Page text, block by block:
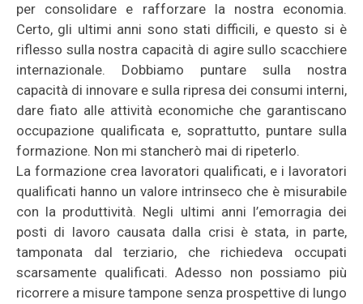
per consolidare e rafforzare la nostra economia.
Certo, gli ultimi anni sono stati difficili, e questo si è
riflesso sulla nostra capacità di agire sullo scacchiere
internazionale. Dobbiamo puntare sulla nostra
capacità di innovare e sulla ripresa dei consumi interni,
dare fiato alle attività economiche che garantiscano
occupazione qualificata e, soprattutto, puntare sulla
formazione. Non mi stancherò mai di ripeterlo.
La formazione crea lavoratori qualificati, e i lavoratori
qualificati hanno un valore intrinseco che è misurabile
con la produttività. Negli ultimi anni l’emorragia dei
posti di lavoro causata dalla crisi è stata, in parte,
tamponata dal terziario, che richiedeva occupati
scarsamente qualificati. Adesso non possiamo più
ricorrere a misure tampone senza prospettive di lungo